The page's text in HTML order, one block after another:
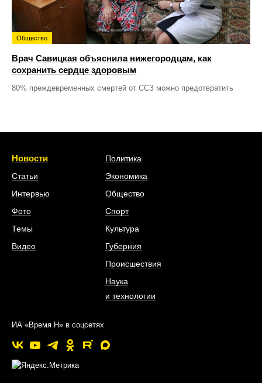
Общество
Врач Савицкая объяснила нижегородцам, как
сохранить сердце здоровым
80% преждевременных смертей от ССЗ можно предотвратить
Новости
Статьи
Интервью
Фото
Темы
Видео
Политика
Экономика
Общество
Спорт
Культура
Губерния
Происшествия
Наука
и технологии
ИА «Время Н» в соцсетях